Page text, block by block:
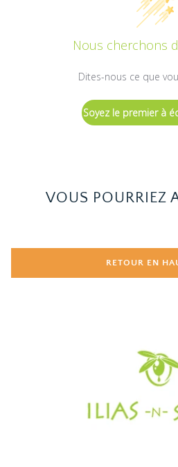
Nous cherchons
Dites-nous ce que
Soyez le premier à
VOUS POURRIEZ
RETOUR EN